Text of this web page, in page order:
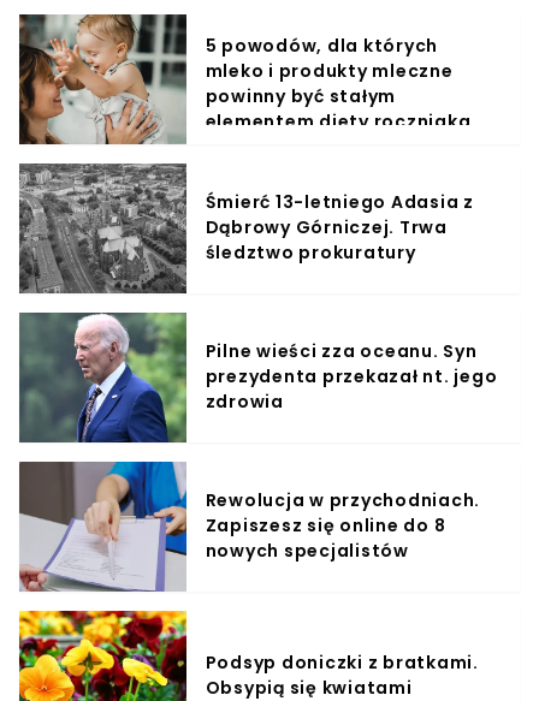
5 powodów, dla których
mleko i produkty mleczne
powinny być stałym
elementem diety roczniaka
Śmierć 13-letniego Adasia z
Dąbrowy Górniczej. Trwa
śledztwo prokuratury
Pilne wieści zza oceanu. Syn
prezydenta przekazał nt. jego
zdrowia
Rewolucja w przychodniach.
Zapiszesz się online do 8
nowych specjalistów
Podsyp doniczki z bratkami.
Obsypią się kwiatami